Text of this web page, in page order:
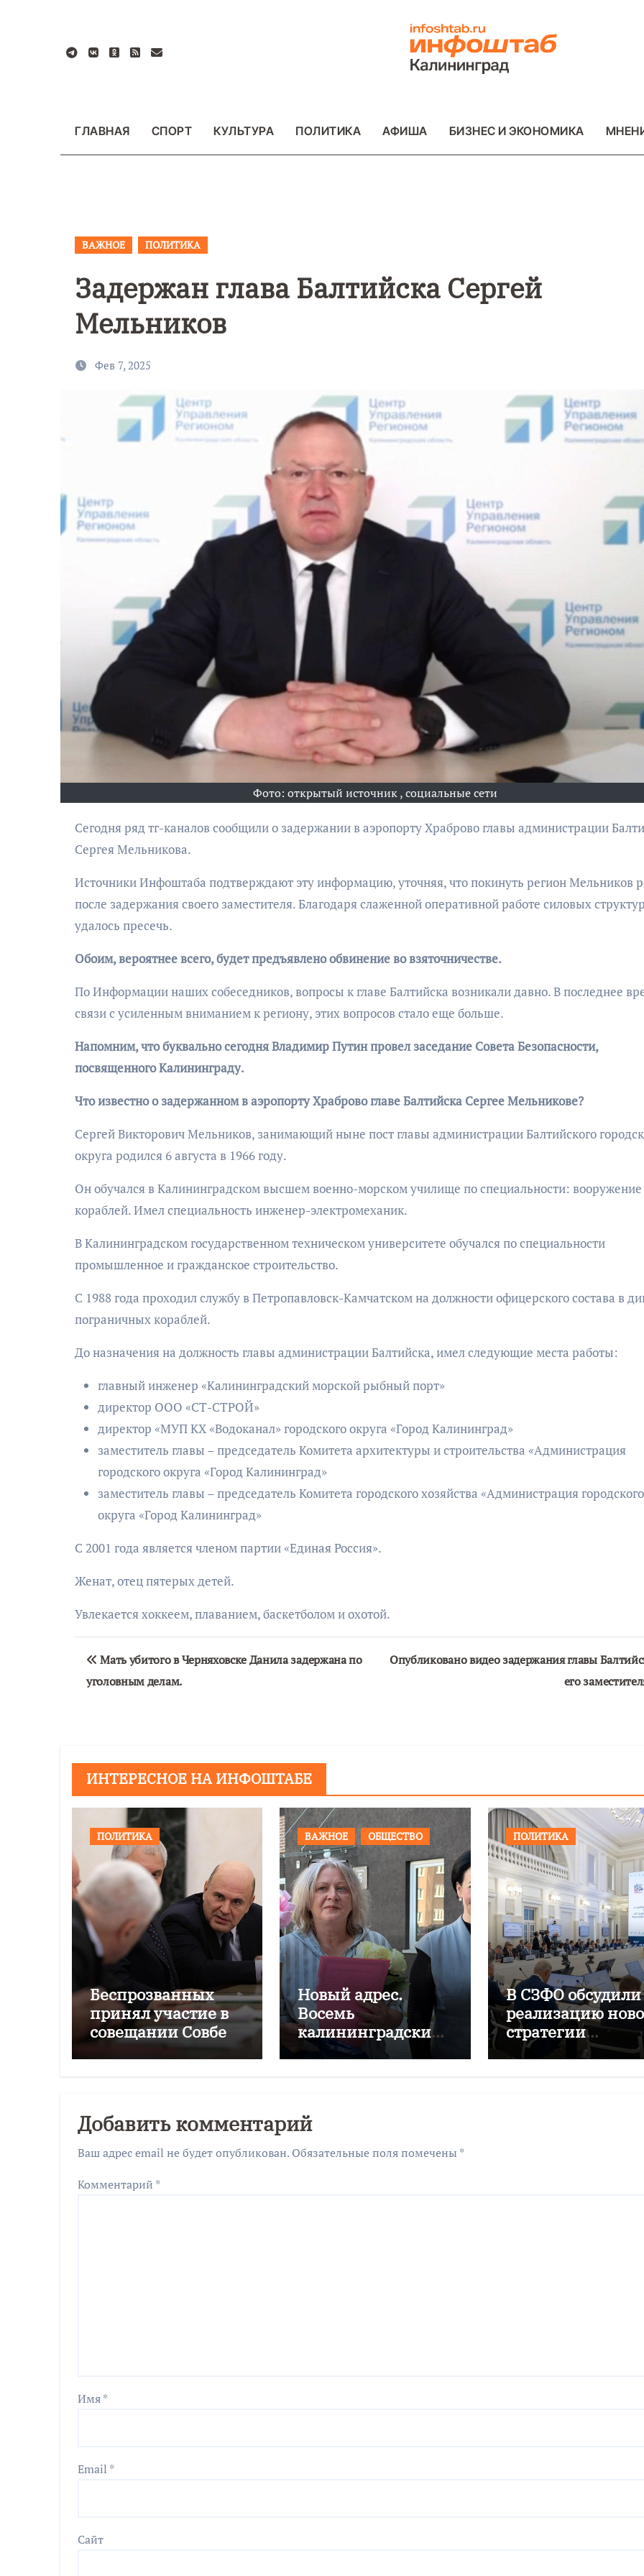
содержанию
ГЛАВНАЯ СПОРТ КУЛЬТУРА ПОЛИТИКА АФИША БИЗНЕС И ЭКОНОМИКА
ВАЖНОЕ ПОЛИТИКА
Задержан глава Балтийска Сергей
Мельников
Фев 7, 2025
Фото: открытый источник , социальные сети
Сегодня ряд тг-каналов сообщили о задержании в аэропорту Храброво главы администрации Балтийска
Сергея Мельникова.
Источники Инфоштаба подтверждают эту информацию, уточняя, что покинуть регион Мельников
после задержания своего заместителя. Благодаря слаженной оперативной работе силовых
удалось пресечь.
Обоим, вероятнее всего, будет предъявлено обвинение во взяточничестве.
По Информации наших собеседников, вопросы к главе Балтийска возникали давно. В последнее
связи с усиленным вниманием к региону, этих вопросов стало еще больше.
Напомним, что буквально сегодня Владимир Путин провел заседание Совета Безопасности,
посвященного Калининграду.
Что известно о задержанном в аэропорту Храброво главе Балтийска Сергее Мельникове?
Сергей Викторович Мельников, занимающий ныне пост главы администрации Балтийского
округа родился 6 августа в 1966 году.
Он обучался в Калининградском высшем военно-морском училище по специальности: вооружение
кораблей. Имел специальность инженер-электромеханик.
В Калининградском государственном техническом университете обучался по специальности
промышленное и гражданское строительство.
С 1988 года проходил службу в Петропавловск-Камчатском на должности офицерского состава в
пограничных кораблей.
До назначения на должность главы администрации Балтийска, имел следующие места работы:
главный инженер «Калининградский морской рыбный порт»
директор ООО «СТ-СТРОЙ»
директор «МУП КХ «Водоканал» городского округа «Город Калининград»
заместитель главы – председатель Комитета архитектуры и строительства «Администрация
городского округа «Город Калининград»
заместитель главы – председатель Комитета городского хозяйства «Администрация городского
округа «Город Калининград»
С 2001 года является членом партии «Единая Россия».
Женат, отец пятерых детей.
Увлекается хоккеем, плаванием, баскетболом и охотой.
Навигация
по
Мать убитого в Черняховске Данила задержана по
уголовным делам.
Опубликовано видео задержания главы
его
ИНТЕРЕСНОЕ НА ИНФОШТАБЕ
ПОЛИТИКА
Беспрозванных
принял участие в
совещании Совбеза
под руководством
ВАЖНОЕ ОБЩЕСТВО
Новый адрес.
Восемь
калининградских
семей дождались
ПОЛИТИКА
В СЗФО обсудили
реализацию
стратегии
нацполитики
Добавить комментарий
Ваш адрес email не будет опубликован. Обязательные поля помечены *
Комментарий *
Имя*
Email *
Сайт
9 Мая — День
Победы!
ФОТО
Уникальное
северное
сияние
запечатлели
над Балтикой
после
снежного
бурана
Музыкально-
поэтический
«Исповедь в четыре
четверти пути»
АФИША
КУЛЬТУРА
проведение в
Калининграде
«Открытое
объявили даты